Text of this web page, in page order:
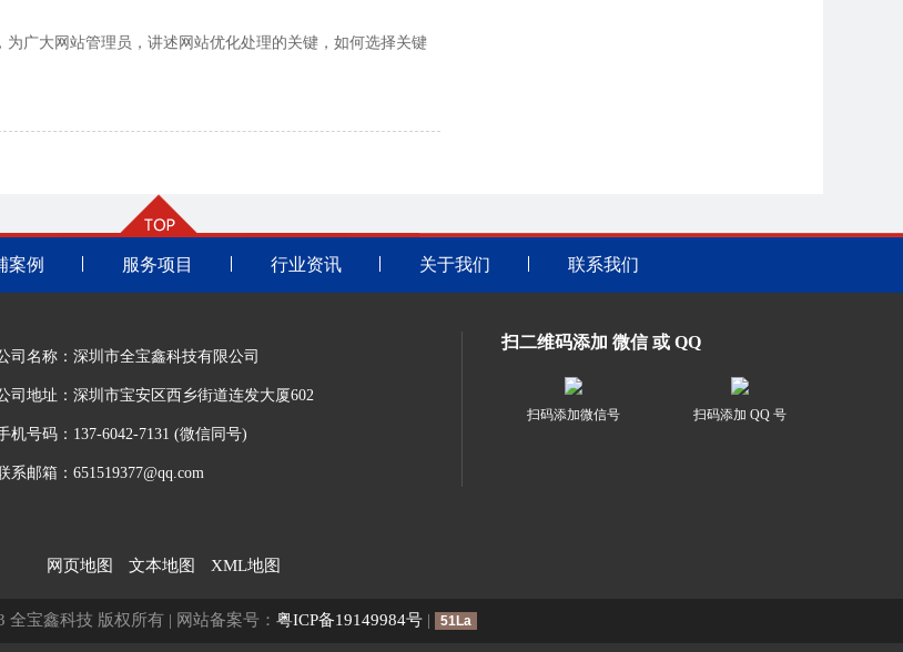
为广大网站管理员，讲述网站优化处理的关键，如何选择关键
案例 服务项目 行业资讯 关于我们 联系我们
司名称：深圳市全宝鑫科技有限公司
司地址：深圳市宝安区西乡街道连发大厦602
机号码：137-6042-7131 (微信同号)
系邮箱：651519377@qq.com
扫二维码添加 微信 或 QQ
扫码添加微信号 扫码添加 QQ 号
网页地图 文本地图 XML地图
全宝鑫科技 版权所有 | 网站备案号： 粤ICP备19149984号 | 51La